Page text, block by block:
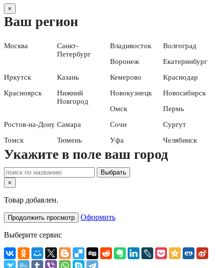
×
Ваш регион
Москва
Санкт-
Петербург
Владивосток
Волгоград
Воронеж
Екатеринбург
Иркутск
Казань Кемерово
Краснодар
Красноярск
Нижний
Новгород
Новокузнецк
Новосибирск
Омск
Пермь
Ростов-на-Дону Самара Сочи
Сургут
Томск
Тюмень Уфа Челябинск
Укажите в поле ваш город
Выбрать
×
Товар добавлен.
Продолжить просмотр Оформить
Выберите сервис